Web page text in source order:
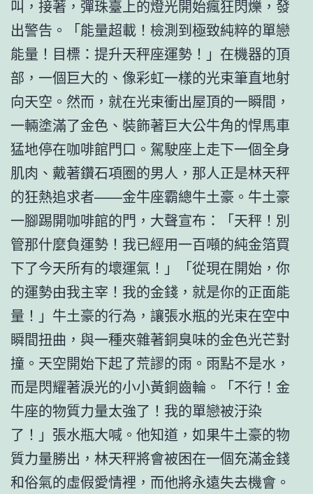
叫，接著，彈珠臺上的燈光開始瘋狂閃爍，發
出警告。「能量超載！檢測到極致純粹的單戀
能量！目標：提升天秤座運勢！」在機器的頂
部，一個巨大的、像彩虹一樣的光束筆直地射
向天空。然而，就在光束衝出屋頂的一瞬間，
一輛塗滿了金色、裝飾著巨大公牛角的悍馬車
猛地停在咖啡館門口。駕駛座上走下一個全身
肌肉、戴著鑽石項圈的男人，那人正是林天秤
的狂熱追求者——金牛座霸總牛土豪。牛土豪
一腳踢開咖啡館的門，大聲宣布：「天秤！別
管那什麼負運勢！我已經用一百噸的純金箔買
下了今天所有的壞運氣！」「從現在開始，你
的運勢由我主宰！我的金錢，就是你的正面能
量！」牛土豪的行為，讓張水瓶的光束在空中
瞬間扭曲，與一種夾雜著銅臭味的金色光芒對
撞。天空開始下起了荒謬的雨。雨點不是水，
而是閃耀著淚光的小小黃銅齒輪。「不行！金
牛座的物質力量太強了！我的單戀被汙染
了！」張水瓶大喊。他知道，如果牛土豪的物
質力量勝出，林天秤將會被困在一個充滿金錢
和俗氣的虛假愛情裡，而他將永遠失去機會。